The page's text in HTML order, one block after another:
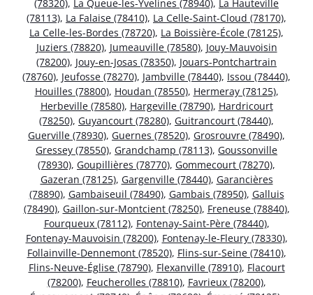
(78320), La Queue-les-Yvelines (78940), La Hauteville
(78113), La Falaise (78410), La Celle-Saint-Cloud (78170),
La Celle-les-Bordes (78720), La Boissière-École (78125),
Juziers (78820), Jumeauville (78580), Jouy-Mauvoisin
(78200), Jouy-en-Josas (78350), Jouars-Pontchartrain
(78760), Jeufosse (78270), Jambville (78440), Issou (78440),
Houilles (78800), Houdan (78550), Hermeray (78125),
Herbeville (78580), Hargeville (78790), Hardricourt
(78250), Guyancourt (78280), Guitrancourt (78440),
Guerville (78930), Guernes (78520), Grosrouvre (78490),
Gressey (78550), Grandchamp (78113), Goussonville
(78930), Goupillières (78770), Gommecourt (78270),
Gazeran (78125), Gargenville (78440), Garancières
(78890), Gambaiseuil (78490), Gambais (78950), Galluis
(78490), Gaillon-sur-Montcient (78250), Freneuse (78840),
Fourqueux (78112), Fontenay-Saint-Père (78440),
Fontenay-Mauvoisin (78200), Fontenay-le-Fleury (78330),
Follainville-Dennemont (78520), Flins-sur-Seine (78410),
Flins-Neuve-Église (78790), Flexanville (78910), Flacourt
(78200), Feucherolles (78810), Favrieux (78200),